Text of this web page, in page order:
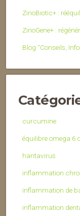
ZinoBiotic+ :
ZinoGene+ :
Blog “Conseils,
curcumine
équilibre omega 6
hantavirus
inflammation
inflammation de
inflammation